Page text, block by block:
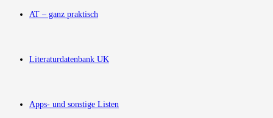
AT – ganz praktisch
Literaturdatenbank UK
Apps- und sonstige Listen